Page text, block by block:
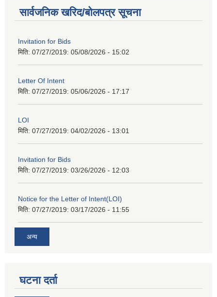
सार्वजनिक खरिद/बोलपत्र सूचना
Invitation for Bids
मिति: 07/27/2019: 05/08/2026 - 15:02
Letter Of Intent
मिति: 07/27/2019: 05/06/2026 - 17:17
LOI
मिति: 07/27/2019: 04/02/2026 - 13:01
Invitation for Bids
मिति: 07/27/2019: 03/26/2026 - 12:03
Notice for the Letter of Intent(LOI)
मिति: 07/27/2019: 03/17/2026 - 11:55
अन्य
घटना दर्ता